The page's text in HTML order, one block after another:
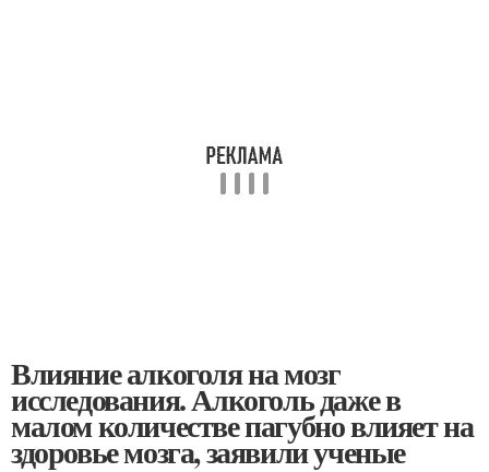
Влияние алкоголя на мозг
исследования. Алкоголь даже в
малом количестве пагубно влияет на
здоровье мозга, заявили ученые